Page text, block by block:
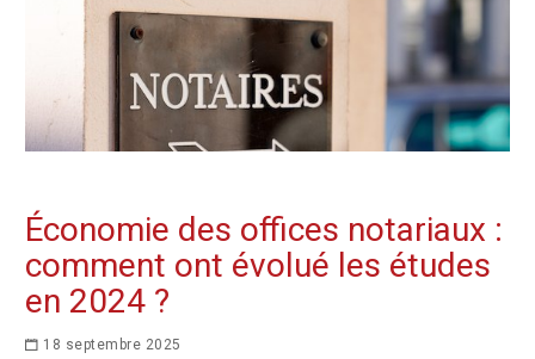
Économie des offices notariaux :
comment ont évolué les études
en 2024 ?
18 septembre 2025